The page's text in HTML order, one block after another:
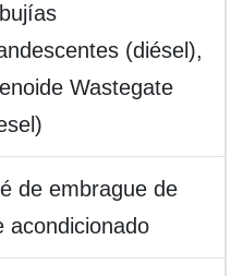
(diésel),
Wastegate
de embrague de
acondicionado